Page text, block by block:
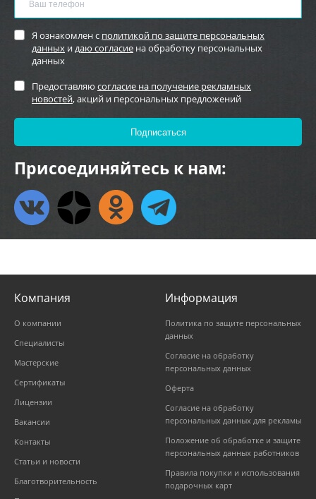
Я ознакомлен с политикой по защите персональных
данных и даю согласие на обработку персональных
данных
Предоставляю согласие на получение рекламных
новостей, акций и персональных предложений
Присоединяйтесь к нам:
Компания
О компании
Специалисты
Мастерские
Сертификаты
Лицензии
Вакансии
Контакты
Статьи и новости
Благотворительность
Информация
Политика по защите персональных
данных
Согласие на обработку
персональных данных
Оферта
Согласие на обработку
персональных данных для рекламы
Положение об обработке и защите
персональных данных работников
Правила покупки и использования
подарочных карт